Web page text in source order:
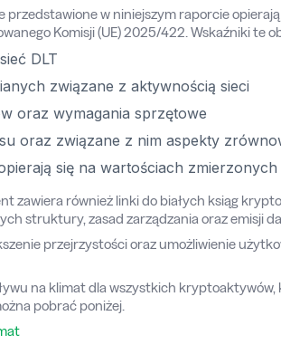
w niniejszym raporcie
Komisji (UE) 2025/422. Wskaźniki te
DLT
związane z aktywnością sieci
oraz wymagania sprzętowe
oraz związane z nim aspekty
się na wartościach
zawiera również linki do białych ksiąg
struktury, zasad zarządzania oraz emisji
przejrzystości oraz umożliwienie
na klimat dla wszystkich kryptoaktywów,
pobrać poniżej.